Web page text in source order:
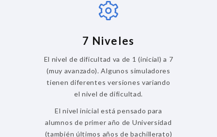
7 Niveles
El nivel de dificultad va de 1 (inicial) a 7
(muy avanzado). Algunos simuladores
tienen diferentes versiones variando
el nivel de dificultad.
El nivel inicial está pensado para
alumnos de primer año de Universidad
(también últimos años de bachillerato)